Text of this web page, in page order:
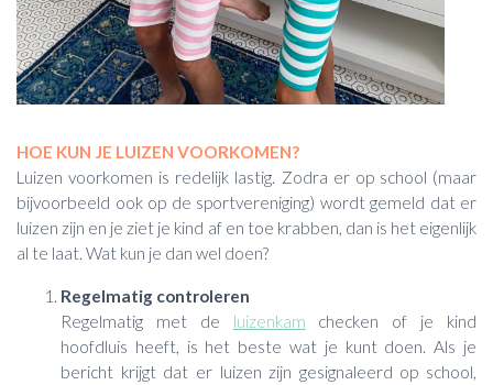
HOE KUN JE LUIZEN VOORKOMEN?
Luizen voorkomen is redelijk lastig. Zodra er op school (maar
bijvoorbeeld ook op de sportvereniging) wordt gemeld dat er
luizen zijn en je ziet je kind af en toe krabben, dan is het eigenlijk
al te laat. Wat kun je dan wel doen?
Regelmatig controleren
Regelmatig met de luizenkam checken of je kind
hoofdluis heeft, is het beste wat je kunt doen. Als je
bericht krijgt dat er luizen zijn gesignaleerd op school,